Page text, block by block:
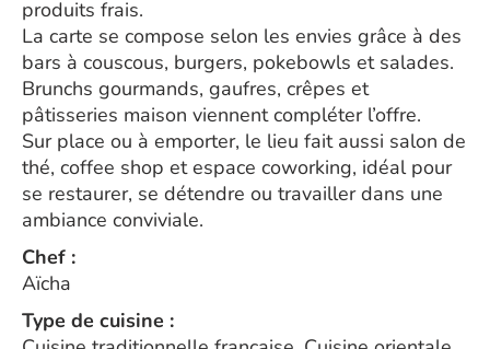
produits frais.
La carte se compose selon les envies grâce à des
bars à couscous, burgers, pokebowls et salades.
Brunchs gourmands, gaufres, crêpes et
pâtisseries maison viennent compléter l’offre.
Sur place ou à emporter, le lieu fait aussi salon de
thé, coffee shop et espace coworking, idéal pour
se restaurer, se détendre ou travailler dans une
ambiance conviviale.
Chef :
Aïcha
Type de cuisine :